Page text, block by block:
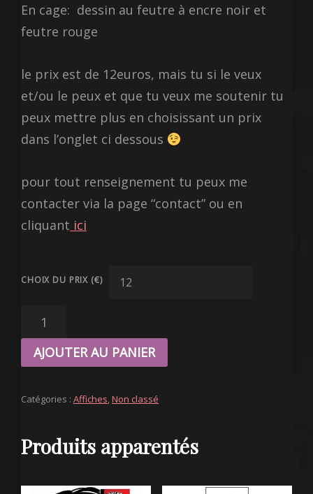
En cage: dessin au feutre à encre noir et
feutre rouge
le prix est de 12euros, mais tu si le veux
et/ou le peux et que tu veux me soutenir tu
peux mettre plus en choisissant un prix
dans l’onglet ci dessous
pour tout renseignement tu peux me
contacter via la page “contact” ou en
cliquant ici
CHOIX DU PRIX (€)
AFFICHE
"ENAJOUTER AU PANIER
Catégories : Affiches Non classé
Produits apparentés